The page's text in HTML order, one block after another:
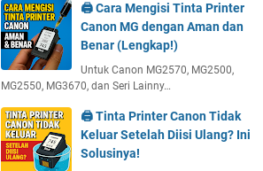
🖨️ Cara Mengisi Tinta Printer
Canon MG dengan Aman dan
Benar (Lengkap!)
Untuk Canon MG2570, MG2500,
MG2550, MG3670, dan Seri Lainny…
🖨️ Tinta Printer Canon Tidak
Keluar Setelah Diisi Ulang? Ini
Solusinya!